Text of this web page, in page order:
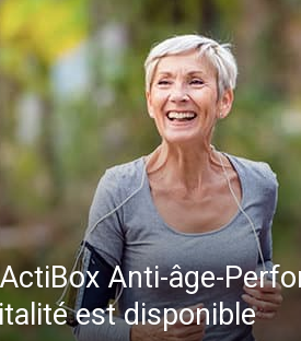
Anti-âge-
est disponible